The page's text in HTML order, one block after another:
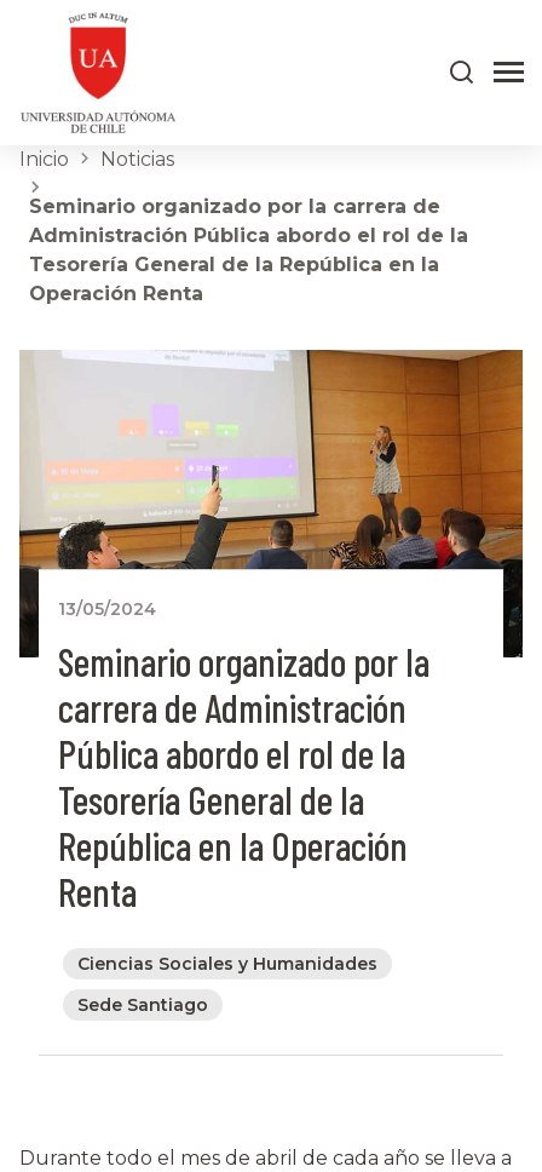
Inicio Noticias
Seminario organizado por la carrera de
Administración Pública abordo el rol de la
Tesorería General de la República en la
Operación Renta
13/05/2024
Seminario organizado por la
carrera de Administración
Pública abordo el rol de la
Tesorería General de la
República en la Operación
Renta
Ciencias Sociales y Humanidades
Sede Santiago
Durante todo el mes de abril de cada año se lleva a